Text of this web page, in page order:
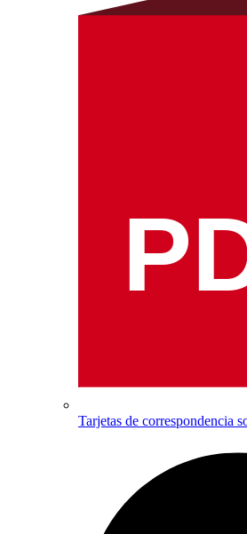
Tarjetas de correspondencia